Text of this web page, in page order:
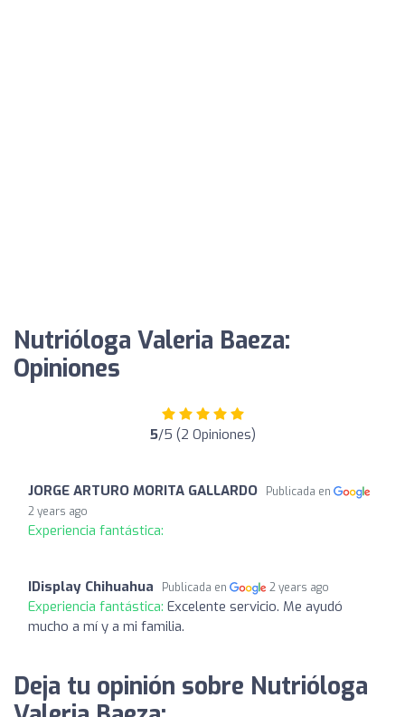
Nutrióloga Valeria Baeza:
Opiniones
5/5 (2 Opiniones)
JORGE ARTURO MORITA GALLARDO
Publicada en
2 years ago
Experiencia fantástica:
IDisplay Chihuahua Publicada en 2 years ago
Experiencia fantástica: Excelente servicio. Me ayudó
mucho a mí y a mi familia.
Deja tu opinión sobre Nutrióloga